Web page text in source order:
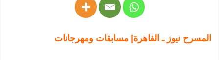
المسرح نيوز ـ القاهرة| مسابقات ومهرجانات